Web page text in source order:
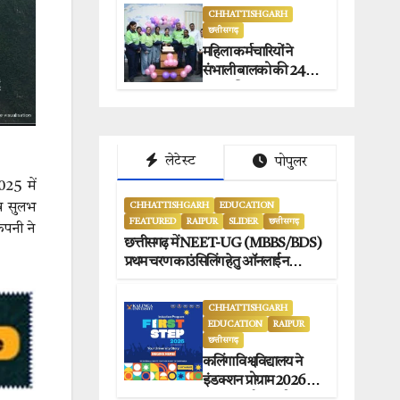
में
सुलभ
ने
जगदलपुर प्रेस क्लब
अध्यक्षों ने किया समर्थन.
CHHATTISHGARH
छत्तीसगढ़
महिला कर्मचारियों ने
संभाली बालको की 24×7
लेटेस्ट पोपुलर
CHHATTISHGARH
EDUCATION
FEATURED
RAIPUR SLIDER छत्तीसगढ़
छत्तीसगढ़ में NEET-UG (MBBS/BDS)
प्रथम चरण काउंसिलिंग हेतु ऑनलाईन
CHHATTISHGARH
EDUCATION
RAIPUR
छत्तीसगढ़
कलिंगा विश्वविद्यालय ने
इंडक्शन प्रोग्राम 2026 का